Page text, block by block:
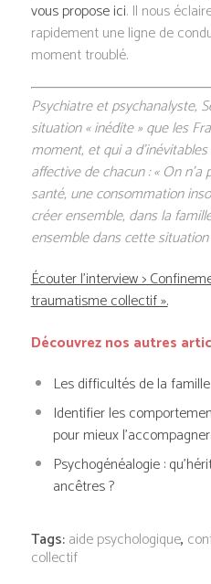
vous propose ici. Il nous
rapidement une ligne de
moment troublé.
Psychiatre et psychanalyste,
situation « inédite » que les
moment, et qui a
affective de chacun : « On
santé, une consommation
créer ensemble, dans la
ensemble dans cette situation
Écouter l’interview >
traumatisme collectif ».
Découvrez nos autres
Les difficultés de la
Identifier les
pour mieux l’accompagner
Psychogénéalogie :
ancêtres ?
Tags:aide psychologique,
collectif